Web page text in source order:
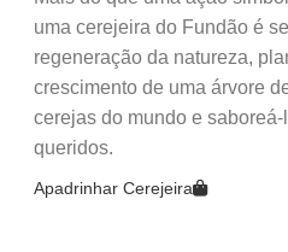
uma cerejeira do Fundão é
regeneração da natureza,
crescimento de uma árvore
cerejas do mundo e
queridos.
Apadrinhar Cerejeira